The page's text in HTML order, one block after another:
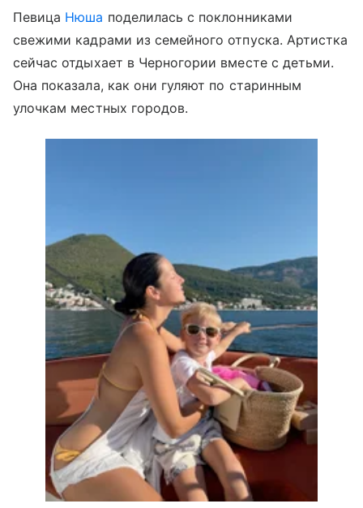
Певица Нюша поделилась с поклонниками
свежими кадрами из семейного отпуска. Артистка
сейчас отдыхает в Черногории вместе с детьми.
Она показала, как они гуляют по старинным
улочкам местных городов.